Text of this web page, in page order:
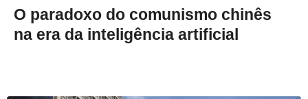
O paradoxo do comunismo chinês
na era da inteligência artificial